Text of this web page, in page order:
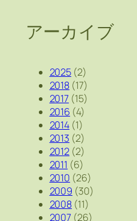
アーカイブ
2025 (2)
2018 (17)
2017 (15)
2016 (4)
2014 (1)
2013 (2)
2012 (2)
2011 (6)
2010 (26)
2009 (30)
2008 (11)
2007 (26)